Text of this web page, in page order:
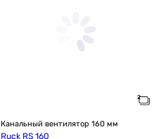
Канальный вентилятор 160 мм
Ruck RS 160